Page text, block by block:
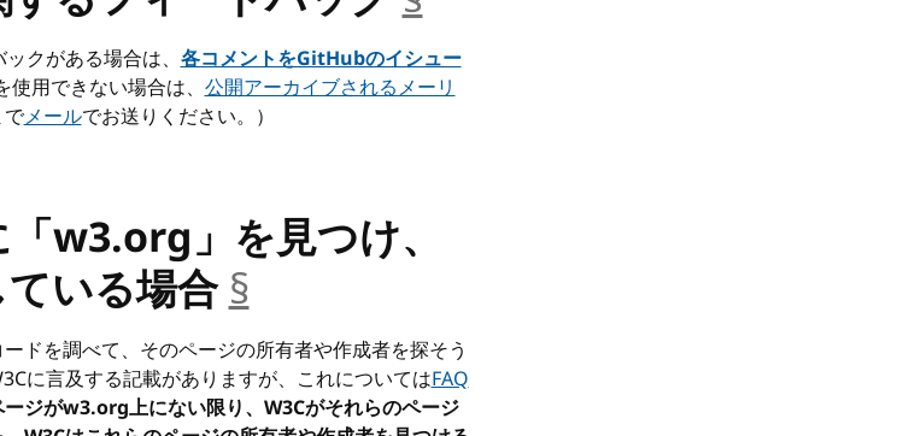
クがある場合は、各コメントをGitHubのイシュー
使用できない場合は、公開アーカイブされるメーリ
メールでお送りください。）
w3.org」を見つけ、
いる場合§__anchor
ドを調べて、そのページの所有者や作成者を探そう
に言及する記載がありますが、これについてはFAQ
ージがw3.org上にない限り、W3Cがそれらのページ